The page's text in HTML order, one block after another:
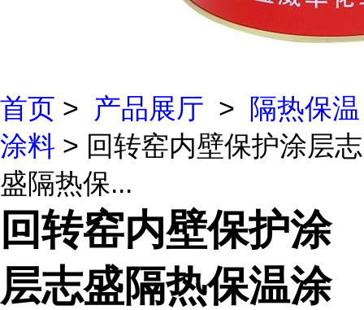
首页 > 产品展厅 >
隔热保温
涂料 > 回转窑内壁保护涂层志
盛隔热保...
回转窑内壁保护涂
层志盛隔热保温涂